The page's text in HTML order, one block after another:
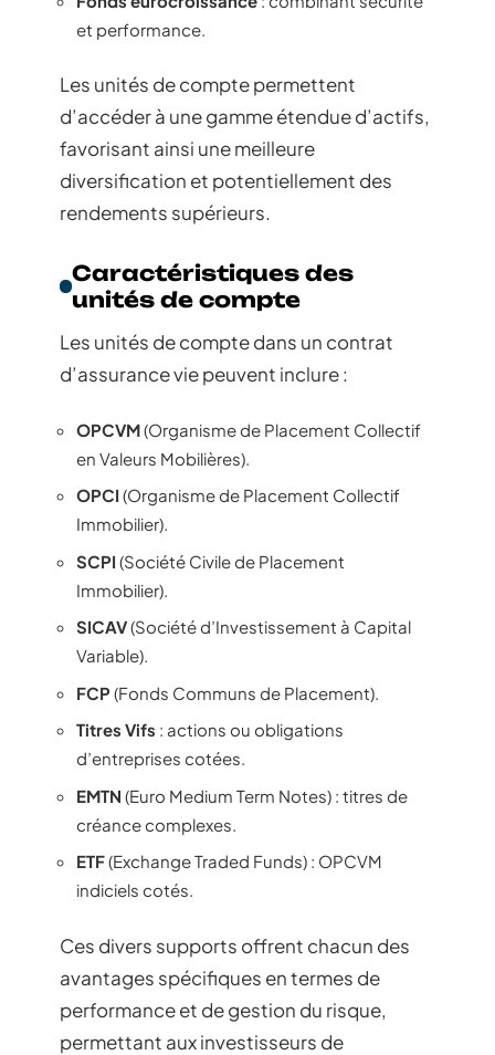
et performance.
Les unités de compte permettent
d’accéder à une gamme étendue d’actifs,
favorisant ainsi une meilleure
diversification et potentiellement des
rendements supérieurs.
Caractéristiques des
unités de compte
Les unités de compte dans un contrat
d’assurance vie peuvent inclure :
OPCVM(Organisme de Placement Collectif
en Valeurs Mobilières).
OPCI (Organisme de Placement Collectif
Immobilier).
SCPI (Société Civile de Placement
Immobilier).
SICAV(Société d’Investissement à Capital
Variable).
FCP (Fonds Communs de Placement).
Titres Vifs : actions ou obligations
d’entreprises cotées.
EMTN (Euro Medium Term Notes) : titres de
créance complexes.
ETF(Exchange Traded Funds) : OPCVM
indiciels cotés.
Ces divers supports offrent chacun des
avantages spécifiques en termes de
performance et de gestion du risque,
permettant aux investisseurs de